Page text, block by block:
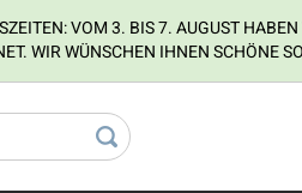
VOM 3. BIS 7. AUGUST
WIR WÜNSCHEN IHNEN SCHÖNE